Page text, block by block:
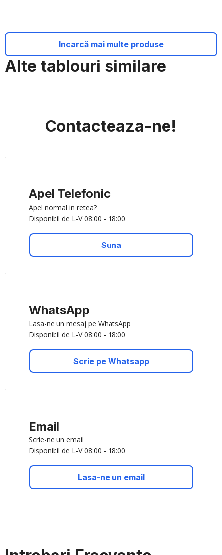
Alte tablouri similare
Incarcă mai multe produse
Contacteaza-ne!
Apel Telefonic
Apel normal in retea?
Disponibil de L-V 08:00 - 18:00
Suna
WhatsApp
Lasa-ne un mesaj pe WhatsApp
Disponibil de L-V 08:00 - 18:00
Scrie pe Whatsapp
Email
Scrie-ne un email
Disponibil de L-V 08:00 - 18:00
Lasa-ne un email